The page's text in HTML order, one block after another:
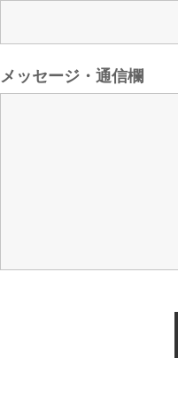
メッセージ・通信欄